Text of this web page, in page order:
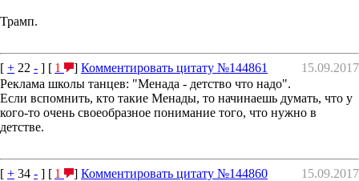
Трамп.
[ + 22 - ] [ 1 ] Комментировать цитату №144861
15.09.2017
Реклама школы танцев: "Менада - детство что надо".
Если вспомнить, кто такие Менады, то начинаешь думать, что у
кого-то очень своеобразное понимание того, что нужно в
детстве.
[ + 34 - ] [ 1 ] Комментировать цитату №144860
15.09.2017